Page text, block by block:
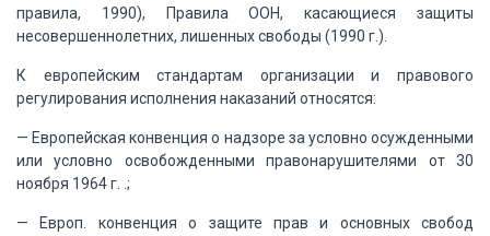
правила, 1990), Правила ООН, касающиеся защиты
несовершеннолетних, лишенных свободы (1990 г.).
К европейским стандартам организации и правового
регулирования исполнения наказаний относятся:
— Европейская конвенция о надзоре за условно осужденными
или условно освобожденными правонарушителями от 30
ноября 1964 г. .;
— Европ. конвенция о защите прав и основныхсвобод